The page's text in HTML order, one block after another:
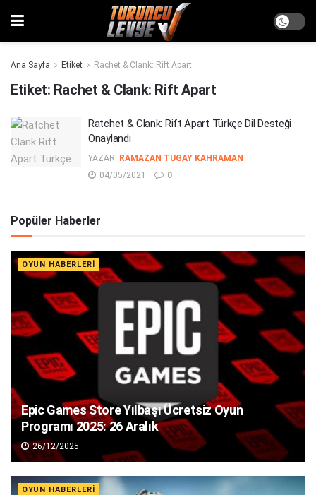
Ana Sayfa Etiket Rachet & Clank: Rift Apart
Etiket: Rachet & Clank: Rift Apart
Ratchet & Clank: Rift Apart Türkçe Dil Desteği
Onaylandı
YAZAR: RAMAZAN TUGAY KAHRAMAN
04/05/2021
0
Popüler Haberler
OYUN HABERLERI
Epic Games Store Yılbaşı Ücretsiz Oyun
Programı 2025: 26 Aralık
26/12/2025
OYUN HABERLERI